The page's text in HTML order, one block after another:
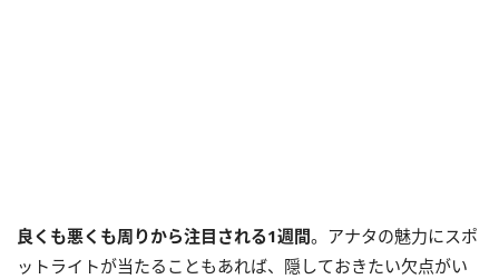
良くも悪くも周りから注目される1週間。アナタの魅力にスポ
ットライトが当たることもあれば、隠しておきたい欠点がい